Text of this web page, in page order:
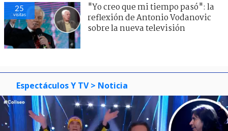
25
visitas
"Yo creo que mi tiempo pasó": la
reflexión de Antonio Vodanovic
sobre la nueva televisión
Espectáculos Y TV > Noticia